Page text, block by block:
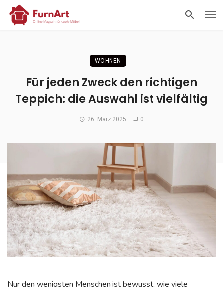
WOHNEN
Für jeden Zweck den richtigen
Teppich: die Auswahl ist vielfältig
26. März 2025 0
Nur den wenigsten Menschen ist bewusst, wie viele